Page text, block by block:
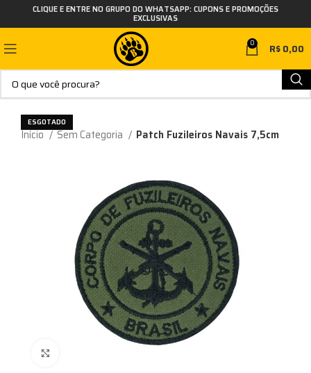
CLIQUE E ENTRE NO GRUPO DO WHATSAPP: CUPONS E PROMOÇÕES
EXCLUSIVAS
0 R$0,00
Início Sem Categoria Patch Fuzileiros Navais 7,5cm
ESGOTADO